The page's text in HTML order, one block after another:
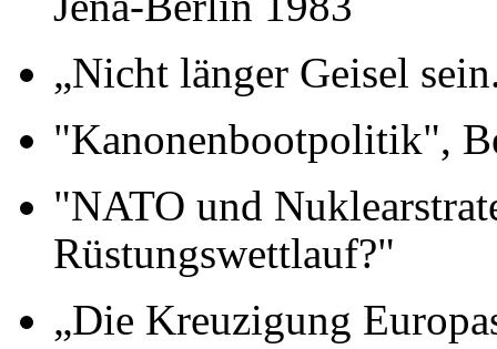
„Nicht länger Geisel
"Kanonenbootpolitik",
"NATO und
Rüstungswettlauf?"
„Die Kreuzigung